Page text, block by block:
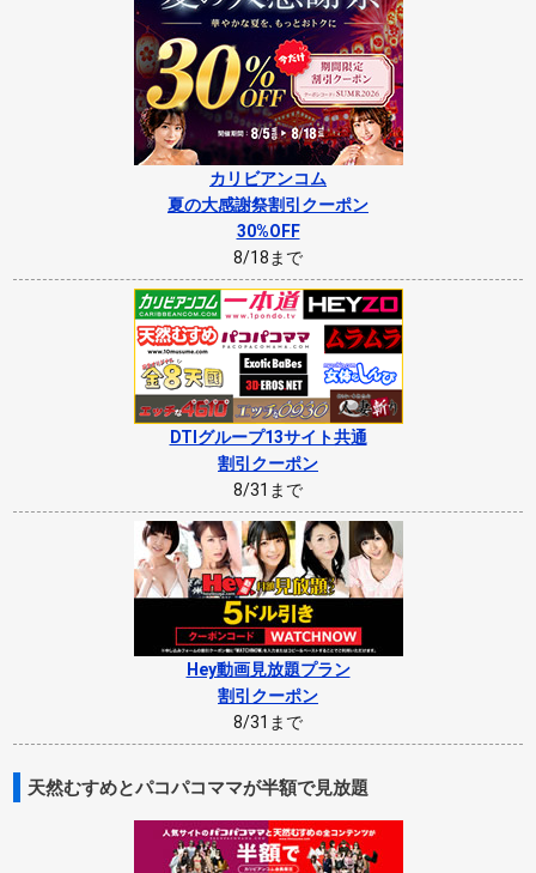
カリビアンコム
夏の大感謝祭割引クーポン
30%OFF
8/18まで
DTIグループ13サイト共通
割引クーポン
8/31まで
Hey動画見放題プラン
割引クーポン
8/31まで
天然むすめとパコパコママが半額で見放題